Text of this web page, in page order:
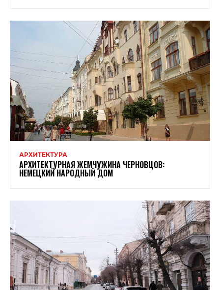
АРХИТЕКТУРА
АРХИТЕКТУРНАЯ ЖЕМЧУЖИНА ЧЕРНОВЦОВ:
НЕМЕЦКИЙ НАРОДНЫЙ ДОМ